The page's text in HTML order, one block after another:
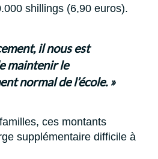
shillings (6,90 euros).
il nous est
maintenir le
normal de l’école. »
ces montants
supplémentaire difficile à